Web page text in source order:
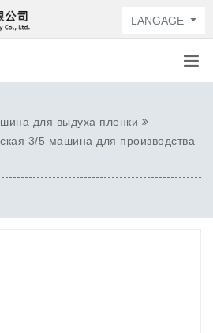
LANGAGE
для выдуха пленки
3/5 машина для производства